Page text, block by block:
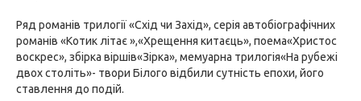
Ряд романів трилогії «Схід чи Захід», серія автобіографічних
романів «Котик літає »,«Хрещення китаєць», поема«Христос
воскрес», збірка віршів«Зірка», мемуарна трилогія«На рубежі
двох століть»- твори Білого відбили сутність епохи, його
ставлення до подій.